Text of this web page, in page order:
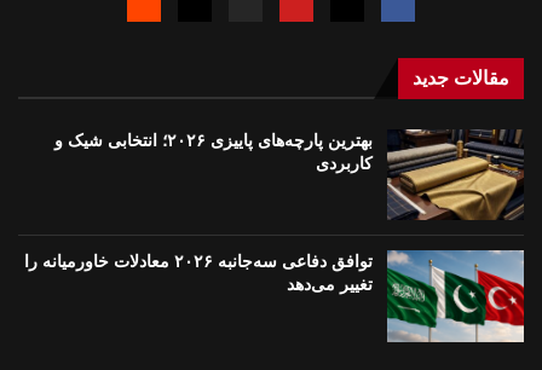
مقالات جدید
بهترین پارچه‌های پاییزی ۲۰۲۶؛ انتخابی شیک و
کاربردی
توافق دفاعی سه‌جانبه ۲۰۲۶ معادلات خاورمیانه را
تغییر می‌دهد